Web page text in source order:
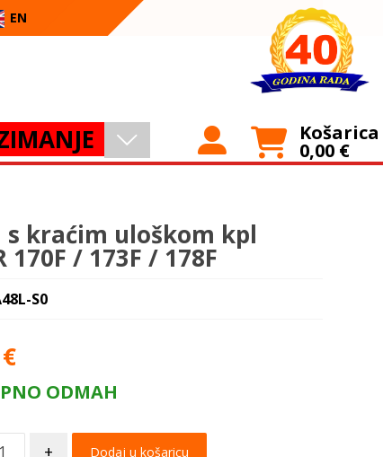
EN
Košarica
0,00 €
s kraćim uloškom kpl
170F / 173F / 178F
S0
€
ODMAH
+ Dodaj u košaricu